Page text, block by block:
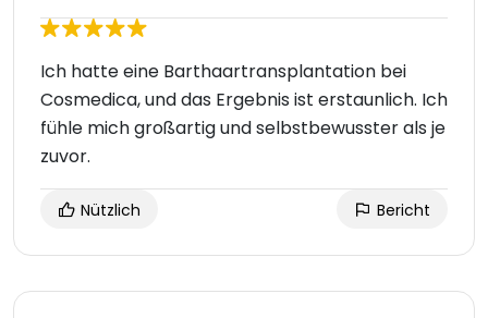
Ich hatte eine Barthaartransplantation bei
Cosmedica, und das Ergebnis ist erstaunlich. Ich
fühle mich großartig und selbstbewusster als je
zuvor.
Nützlich Bericht